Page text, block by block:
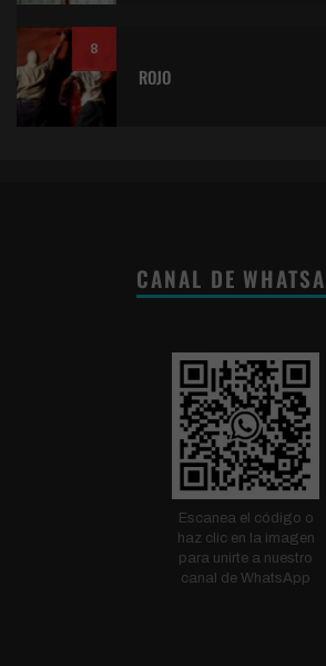
8
ROJO
CANAL DE
Escanea el código o
haz clic en la imagen
para unirte a nuestro
canal de WhatsApp